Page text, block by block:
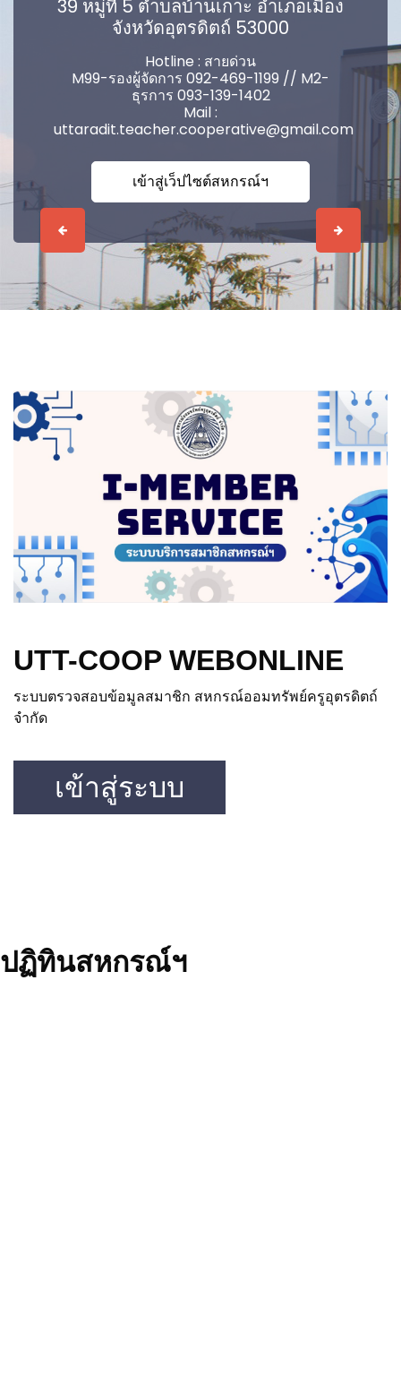
Previous Next
39 หมู่ที่ 5 ตำบลบ้านเกาะ อำเภอเมือง
จังหวัดอุตรดิตถ์ 53000
Hotline : สายด่วน
M99-รองผู้จัดการ 092-469-1199 // M2-
ธุรการ 093-139-1402
Mail :
uttaradit.teacher.cooperative@gmail.com
เข้าสู่เว็ปไซต์สหกรณ์ฯ
UTT-COOP WEBONLINE
ระบบตรวจสอบข้อมูลสมาชิก สหกรณ์ออมทรัพย์ครูอุตรดิตถ์
จำกัด
เข้าสู่ระบบ
ปฏิทินสหกรณ์ฯ